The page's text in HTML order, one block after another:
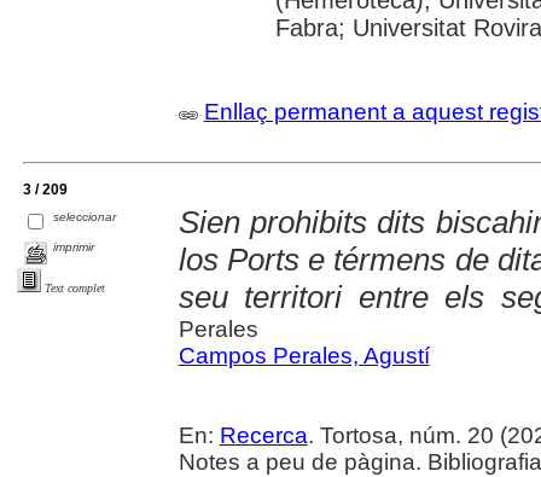
Fabra; Universitat
Enllaç permanent a aquest
3 / 209
seleccionar
imprimir
Text complet
Sien prohibits dits
los Ports e térmens de
seu territori entre els
Perales
Campos Perales, Agustí
En: Recerca. Tortosa, núm. 20
Notes a peu de pàgina.